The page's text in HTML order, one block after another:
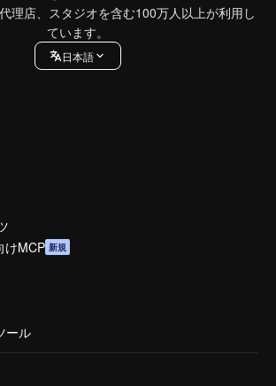
理店、スタジオを含む100万人以上が利用し
ています。
日本語
けMCP 新規
ール